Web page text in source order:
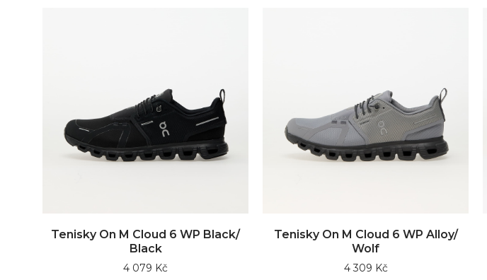
Tenisky On M Cloud 6 WP Black/
Black
4 079 Kč
Tenisky On M Cloud 6 WP Alloy/
Wolf
4 309 Kč